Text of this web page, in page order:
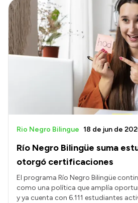
Río Negro Bilingüe suma
otorgó certificaciones
Rio Negro Bilingue 18 de jun de
El programa Río Negro Bilingüe
como una política que amplía
y ya cuenta con 6.111 estudiantes